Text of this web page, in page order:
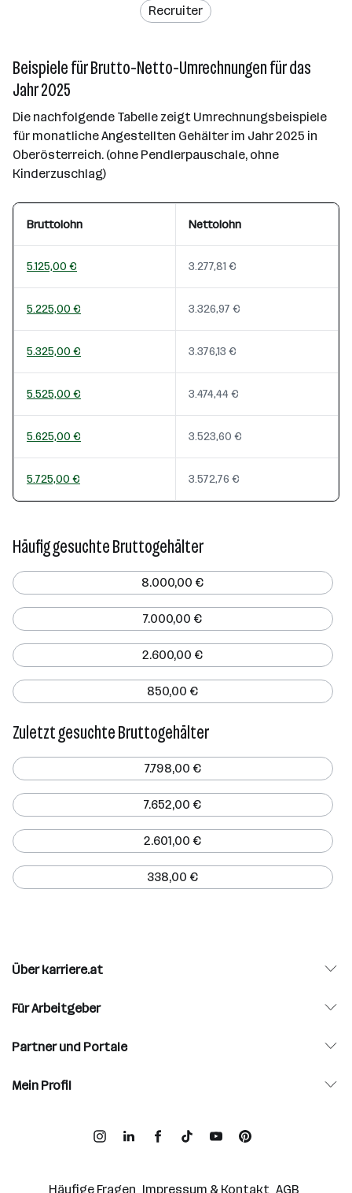
Recruiter
Beispiele für Brutto-Netto-Umrechnungen für das
Jahr 2025
Die nachfolgende Tabelle zeigt Umrechnungsbeispiele
für monatliche Angestellten Gehälter im Jahr 2025 in
Oberösterreich. (ohne Pendlerpauschale, ohne
Kinderzuschlag)
Bruttolohn Nettolohn
5.125,00 € 3.277,81 €
5.225,00 € 3.326,97 €
5.325,00 € 3.376,13 €
5.525,00 € 3.474,44 €
5.625,00 € 3.523,60 €
5.725,00 € 3.572,76 €
Häufig gesuchte Bruttogehälter
8.000,00 €
7.000,00 €
2.600,00 €
850,00 €
Zuletzt gesuchte Bruttogehälter
7.798,00 €
7.652,00 €
2.601,00 €
338,00 €
Über karriere.at
Für Arbeitgeber
Partner und Portale
Mein Profil
Häufige Fragen Impressum & Kontakt AGB